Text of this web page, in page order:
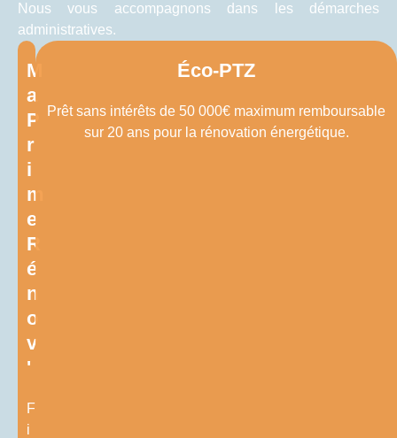
Nous vous accompagnons dans les démarches
administratives.
M
a
P
r
i
m
e
R
é
n
o
v
'
F
i
Éco-PTZ
Prêt sans intérêts de 50 000€ maximum remboursable
sur 20 ans pour la rénovation énergétique.